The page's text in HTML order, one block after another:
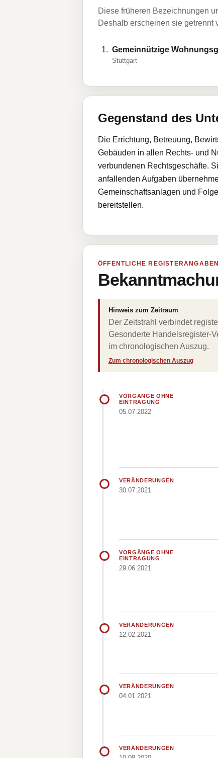
Diese früheren Bezeichnungen
Deshalb erscheinen sie getrennt
Gemeinnützige
Stuttgart
Gegenstand des
Die Errichtung, Betreuung,
Gebäuden in allen Rechts- und
verbundenen Rechtsgeschäfte.
anfallenden Aufgaben
Gemeinschaftsanlagen und
bereitstellen.
ÖFFENTLICHE REGISTERANGABEN
Hinweis zum Zeitraum
Der Zeitstrahl verbindet
Gesonderte Handelsregister-
im chronologischen Auszug.
Zum chronologischen Auszug
VORGÄNGE OHNE
EINTRAGUNG
05.07.2022
VERÄNDERUNGEN
30.07.2021
VORGÄNGE OHNE
EINTRAGUNG
29.06.2021
VERÄNDERUNGEN
12.02.2021
VERÄNDERUNGEN
04.01.2021
VERÄNDERUNGEN